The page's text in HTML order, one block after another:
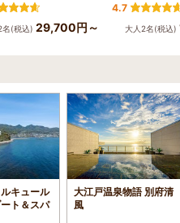
名(税込) 29,700円～
4.7
大人2名(税込)
キュール
ト＆スパ
大江戸温泉物語 別府清
風